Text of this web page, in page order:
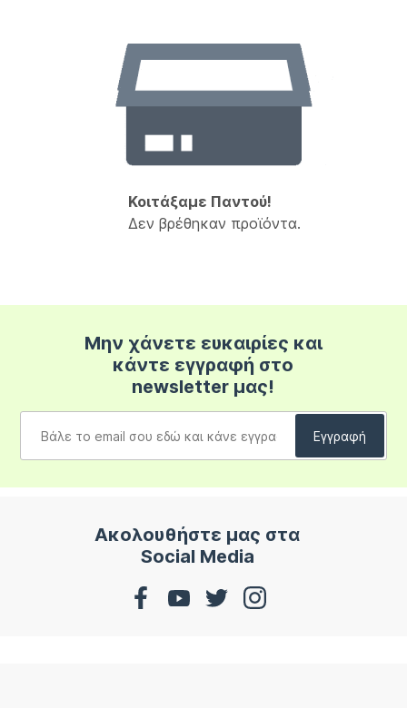
Κοιτάξαμε Παντού!
Δεν βρέθηκαν προϊόντα.
Μην χάνετε ευκαιρίες και
κάντε εγγραφή στο
newsletter μας!
Ακολουθήστε μας στα
Social Media